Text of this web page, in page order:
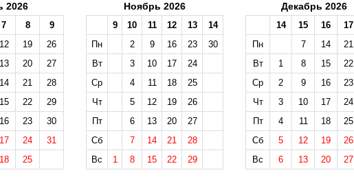
2026
7 8
9
12 19
26
13 20
27
14 21
28
15 22
29
16 23
30
17 24
31
18 25
Ноябрь 2026
9 10 11 12 13
14
Пн
2 9 16 23
30
Вт
3 10 17
24
Ср
4 11 18
25
Чт
5 12 19
26
Пт
6 13 20
27
Сб
7 14 21
28
Вс
1 8 15 22 29
Декабрь 2026
14 15 16 17
Пн
7 14 21
Вт
1 8 15 22
Ср
2 9 16 23
Чт
3 10 17 24
Пт
4 11 18
25
Сб
5 12 19
26
Вс
6 13 20 27